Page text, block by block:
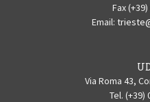
Fax
Email:
Via Roma 43,
Tel. (+39)